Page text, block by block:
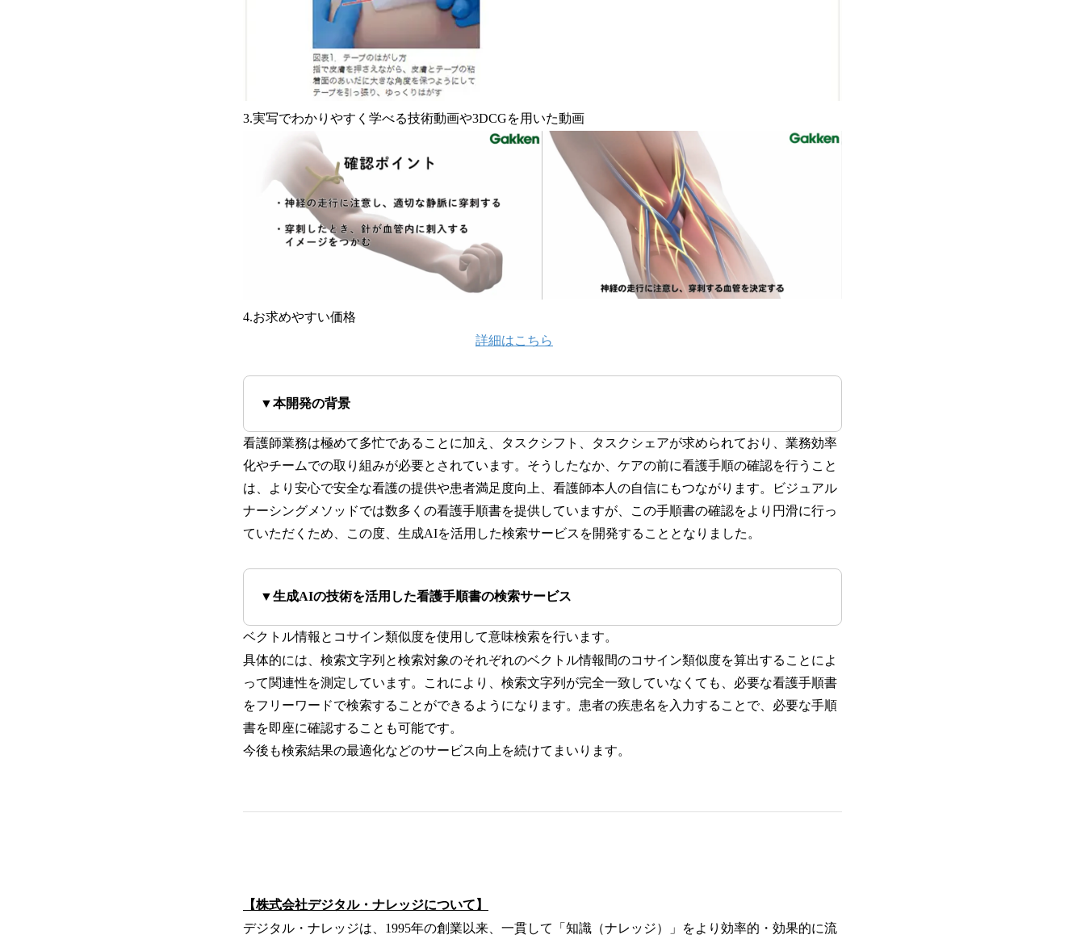
3.実写でわかりやすく学べる技術動画や3DCGを用いた動画
4.お求めやすい価格
詳細はこちら
▼本開発の背景
看護師業務は極めて多忙であることに加え、タスクシフト、タスクシェアが求められており、業務効率
化やチームでの取り組みが必要とされています。そうしたなか、ケアの前に看護手順の確認を行うこと
は、より安心で安全な看護の提供や患者満足度向上、看護師本人の自信にもつながります。ビジュアル
ナーシングメソッドでは数多くの看護手順書を提供していますが、この手順書の確認をより円滑に行っ
ていただくため、この度、生成AIを活用した検索サービスを開発することとなりました。
▼生成AIの技術を活用した看護手順書の検索サービス
ベクトル情報とコサイン類似度を使用して意味検索を行います。
具体的には、検索文字列と検索対象のそれぞれのベクトル情報間のコサイン類似度を算出することによ
って関連性を測定しています。これにより、検索文字列が完全一致していなくても、必要な看護手順書
をフリーワードで検索することができるようになります。患者の疾患名を入力することで、必要な手順
書を即座に確認することも可能です。
今後も検索結果の最適化などのサービス向上を続けてまいります。
【株式会社デジタル・ナレッジについて】
デジタル・ナレッジは、1995年の創業以来、一貫して「知識（ナレッジ）」をより効率的・効果的に流